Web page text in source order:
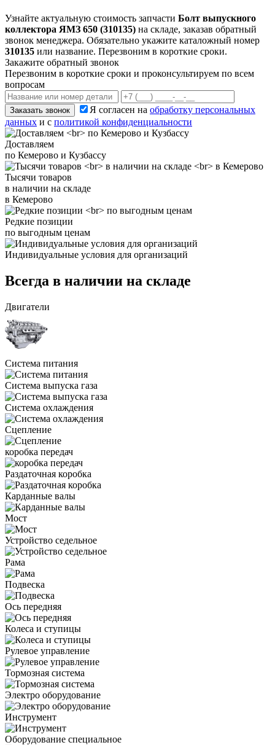
Узнайте актуальную стоимость запчасти Болт выпускного
коллектора ЯМЗ 650 (310135) на складе, заказав обратный
звонок менеджера. Обязательно укажите каталожный номер
310135 или название. Перезвоним в короткие сроки.
Закажите обратный звонок
Перезвоним в короткие сроки и проконсультируем по всем
вопросам
Заказать звонок Я согласен на обработку персональных
данных и с политикой конфиденциальности
Доставляем
по Кемерово и Кузбассу
Тысячи товаров
в наличии на складе
в Кемерово
Редкие позиции
по выгодным ценам
Индивидуальные условия для организаций
Всегда в наличии на складе
Двигатели
Система питания
Система выпуска газа
Система охлаждения
Сцепление
коробка передач
Раздаточная коробка
Карданные валы
Мост
Устройство седельное
Рама
Подвеска
Ось передняя
Колеса и ступицы
Рулевое управление
Тормозная система
Электро оборудование
Инструмент
Оборудование специальное